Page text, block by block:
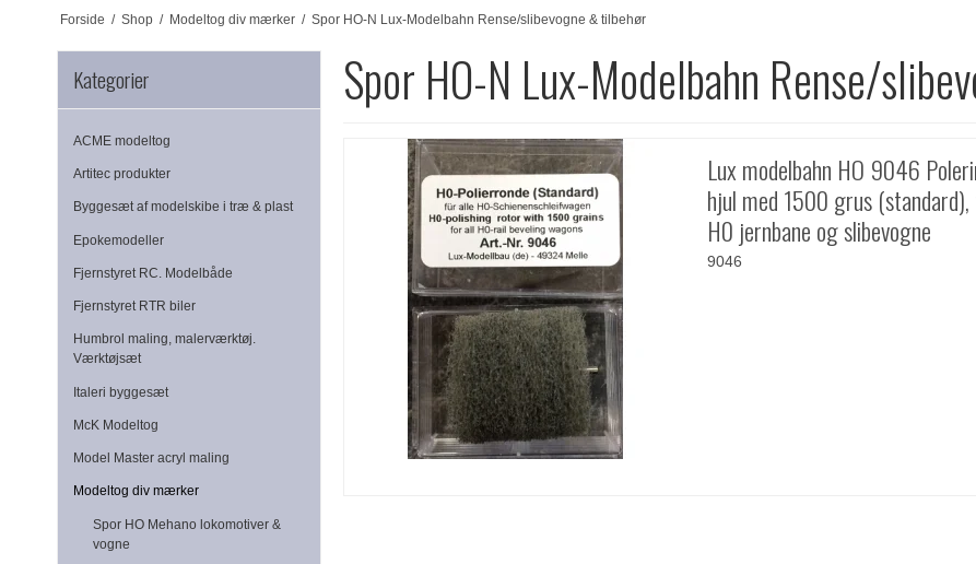
Forside / Shop / Modeltog div mærker / Spor HO-N Lux-Modelbahn Rense/slibevogne & tilbehør
Kategorier
ACME modeltog
Artitec produkter
Byggesæt af modelskibe i træ & plast
Epokemodeller
Fjernstyret RC. Modelbåde
Fjernstyret RTR biler
Humbrol maling, malerværktøj.
Værktøjsæt
Italeri byggesæt
McK Modeltog
Model Master acryl maling
Modeltog div mærker
Spor HO Mehano lokomotiver &
vogne
Spor HO-N Lux-Modelbahn Rense/
Lux modelbahn HO 9046
hjul med 1500 grus
H0 jernbane og slibevogne
9046